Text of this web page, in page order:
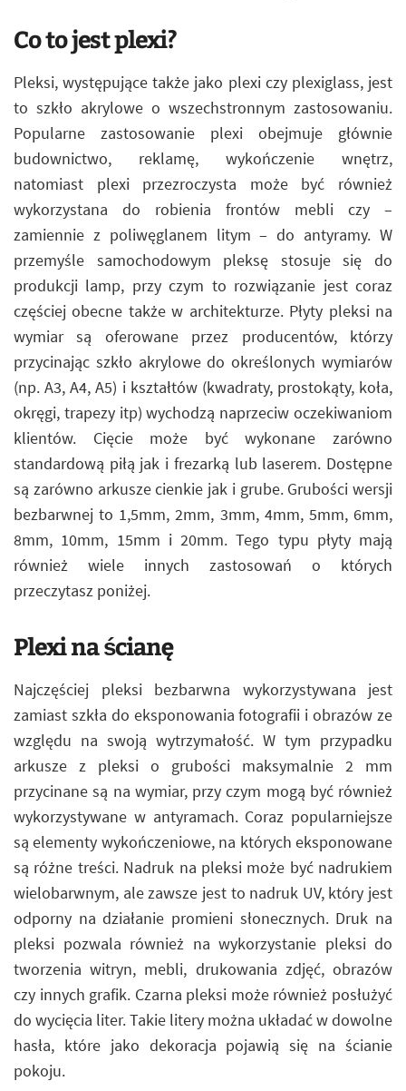
Co to jest plexi?
Pleksi, występujące także jako plexi czy plexiglass, jest
to szkło akrylowe o wszechstronnym zastosowaniu.
Popularne zastosowanie plexi obejmuje głównie
budownictwo, reklamę, wykończenie wnętrz,
natomiast plexi przezroczysta może być również
wykorzystana do robienia frontów mebli czy –
zamiennie z poliwęglanem litym – do antyramy. W
przemyśle samochodowym pleksę stosuje się do
produkcji lamp, przy czym to rozwiązanie jest coraz
częściej obecne także w architekturze. Płyty pleksi na
wymiar są oferowane przez producentów, którzy
przycinając szkło akrylowe do określonych wymiarów
(np. A3, A4, A5) i kształtów (kwadraty, prostokąty, koła,
okręgi, trapezy itp) wychodzą naprzeciw oczekiwaniom
klientów. Cięcie może być wykonane zarówno
standardową piłą jak i frezarką lub laserem. Dostępne
są zarówno arkusze cienkie jak i grube. Grubości wersji
bezbarwnej to 1,5mm, 2mm, 3mm, 4mm, 5mm, 6mm,
8mm, 10mm, 15mm i 20mm. Tego typu płyty mają
również wiele innych zastosowań o których
przeczytasz poniżej.
Plexi na ścianę
Najczęściej pleksi bezbarwna wykorzystywana jest
zamiast szkła do eksponowania fotografii i obrazów ze
względu na swoją wytrzymałość. W tym przypadku
arkusze z pleksi o grubości maksymalnie 2 mm
przycinane są na wymiar, przy czym mogą być również
wykorzystywane w antyramach. Coraz popularniejsze
są elementy wykończeniowe, na których eksponowane
są różne treści. Nadruk na pleksi może być nadrukiem
wielobarwnym, ale zawsze jest to nadruk UV, który jest
odporny na działanie promieni słonecznych. Druk na
pleksi pozwala również na wykorzystanie pleksi do
tworzenia witryn, mebli, drukowania zdjęć, obrazów
czy innych grafik. Czarna pleksi może również posłużyć
do wycięcia liter. Takie litery można układać w dowolne
hasła, które jako dekoracja pojawią się na ścianie
pokoju.